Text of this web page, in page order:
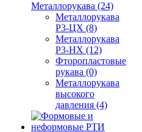
Металлорукава (24)
Металлорукава
Р3-ЦХ (8)
Металлорукава
Р3-НХ (12)
Фторопластовые
рукава (0)
Металлорукава
высокого
давления (4)